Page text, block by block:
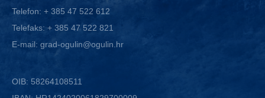
Telefon: + 385 47 522 612
Telefaks: + 385 47 522 821
E-mail: grad-ogulin@ogulin.hr
OIB: 58264108511